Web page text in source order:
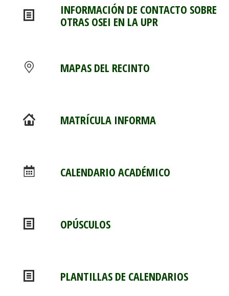
INFORMACIÓN DE CONTACTO SOBRE
OTRAS OSEI EN LA UPR
MAPAS DEL RECINTO
MATRÍCULA INFORMA
CALENDARIO ACADÉMICO
OPÚSCULOS
PLANTILLAS DE CALENDARIOS